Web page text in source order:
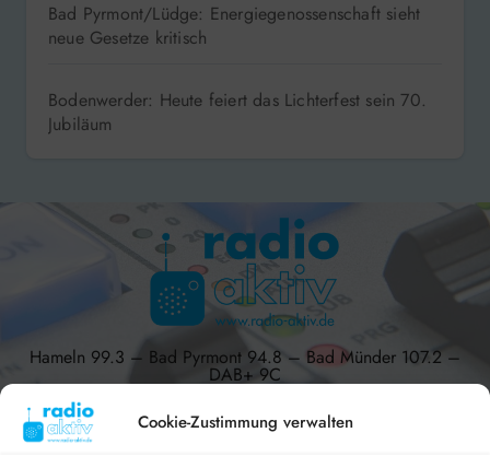
Cookie-Zustimmung verwalten
Bad Pyrmont/Lüdge: Energiegenossenschaft sieht
neue Gesetze kritisch
Bodenwerder: Heute feiert das Lichterfest sein 70.
Jubiläum
Hameln 99.3 – Bad Pyrmont 94.8 – Bad Münder 107.2 –
DAB+ 9C